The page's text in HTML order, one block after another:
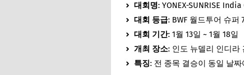
대회명: YONEX-SUNRISE
대회 등급: BWF 월드투어 슈퍼
대회 기간: 1월 13일 ~ 1월 18일
개최 장소: 인도 뉴델리 인디라
특징: 전 종목 결승이 동일 날짜